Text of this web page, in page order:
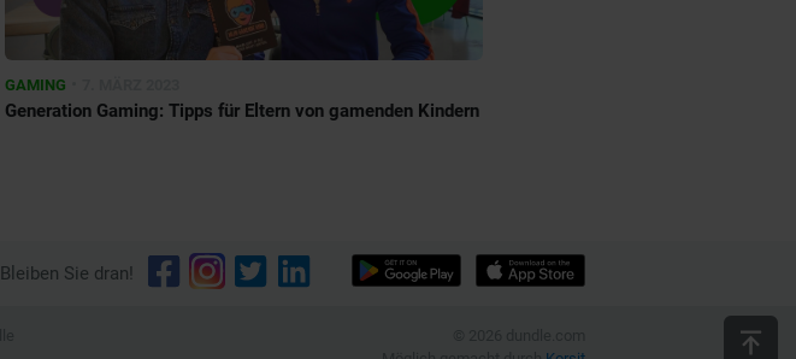
GAMING
Generation Gaming: Tipps für Eltern von gamenden Kindern
Bleiben Sie dran!